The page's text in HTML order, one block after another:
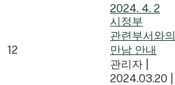
12
2024. 4. 2
시정부
관련부서와의
만남 안내
관리자
2024.03.20